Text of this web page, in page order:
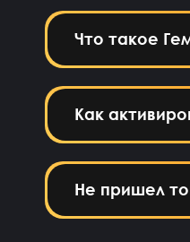
Что такое
Как
Не пришел